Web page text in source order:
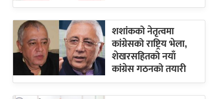
शशांकको नेतृत्वमा
कांग्रेसको राष्ट्रिय भेला,
शेखरसहितको नयाँ
कांग्रेस गठनको तयारी